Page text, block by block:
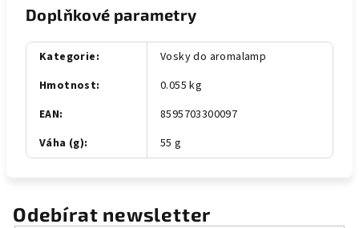
Doplňkové parametry
Kategorie:
Vosky do aromalamp
Hmotnost:
0.055 kg
EAN:
8595703300097
Váha (g): 55 g
Odebírat newsletter